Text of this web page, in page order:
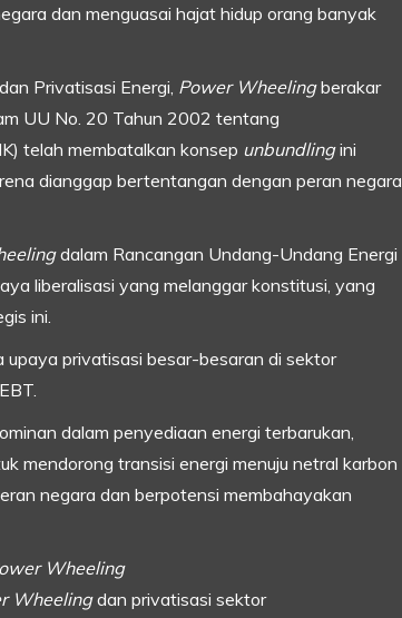
dan menguasai hajat hidup orang banyak
Privatisasi Energi, Power Wheelingberakar
UU No. 20 Tahun 2002 tentang
telah membatalkan konsep unbundlingini
dianggap bertentangan dengan peran negara
dalam Rancangan Undang-Undang Energi
liberalisasi yang melanggar konstitusi, yang
ini.
privatisasi besar-besaran di sektor
dalam penyediaan energi terbarukan,
mendorong transisi energi menuju netral karbon
negara dan berpotensi membahayakan
Wheeling
Wheelingdan privatisasi sektor